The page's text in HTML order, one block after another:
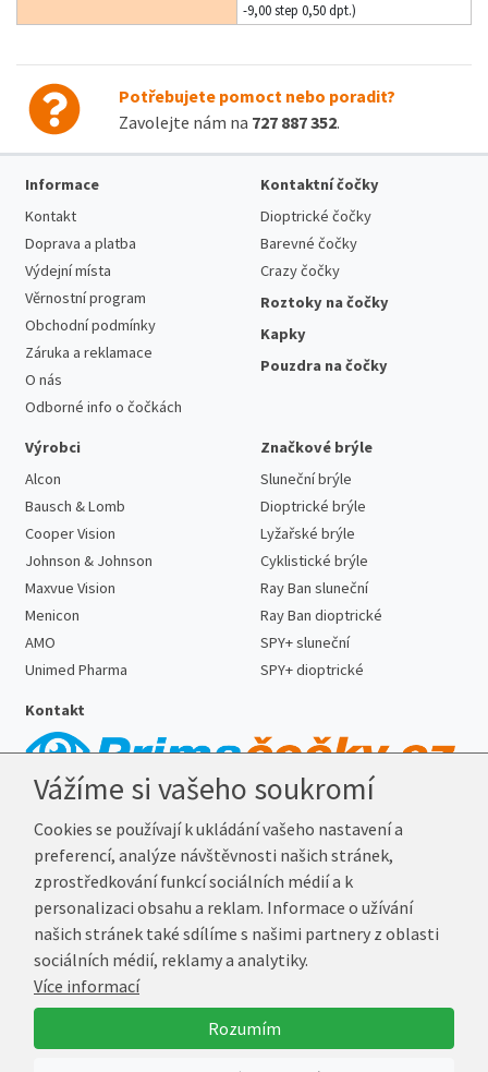
-9,00 step 0,50 dpt.)
Potřebujete pomoct nebo poradit?
Zavolejte nám na 727 887 352.
Informace
Kontakt
Doprava a platba
Výdejní místa
Věrnostní program
Obchodní podmínky
Záruka a reklamace
O nás
Odborné info o čočkách
Kontaktní čočky
Dioptrické čočky
Barevné čočky
Crazy čočky
Roztoky na čočky
Kapky
Pouzdra na čočky
Výrobci
Alcon
Bausch & Lomb
Cooper Vision
Johnson & Johnson
Maxvue Vision
Menicon
AMO
Unimed Pharma
Značkové brýle
Sluneční brýle
Dioptrické brýle
Lyžařské brýle
Cyklistické brýle
Ray Ban sluneční
Ray Ban dioptrické
SPY+ sluneční
SPY+ dioptrické
Kontakt
E-mail:info@prima-cocky.cz
Reklamační adresa
Andrea Votavová
Revoluční 1017
290 01 Poděbrady
© 2026 Prima-Čočky.cz
VytvořilMarek Kebza
Vážíme si vašeho soukromí
Cookies se používají k ukládání vašeho nastavení a
preferencí, analýze návštěvnosti našich stránek,
zprostředkování funkcí sociálních médií a k
personalizaci obsahu a reklam. Informace o užívání
našich stránek také sdílíme s našimi partnery z oblasti
sociálních médií, reklamy a analytiky.
Více informací
Rozumím